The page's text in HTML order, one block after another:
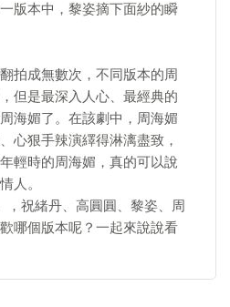
版本中，黎姿摘下面紗的瞬
拍成無數次，不同版本的周
但是最深入人心、最經典的
海媚了。在該劇中，周海媚
心狠手辣演繹得淋漓盡致，
輕時的周海媚，真的可以說
人。
，祝緒丹、高圓圓、黎姿、周
哪個版本呢？一起來說說看